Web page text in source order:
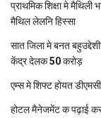
प्राथमिक शि‍क्षा मे
मैथिल लेलनि हिस्सा
सात जिला मे बनत
केंद्र देलक 50 करोड़
एम्स मे शिफ्ट होयत
होटल मैनेजमेंट क पढ़ाई